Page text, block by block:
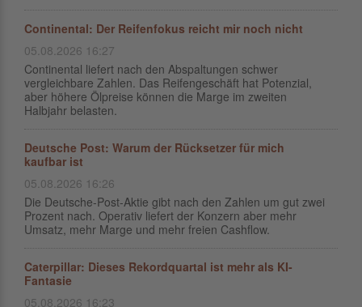
Continental: Der Reifenfokus reicht mir noch nicht
05.08.2026 16:27
Continental liefert nach den Abspaltungen schwer
vergleichbare Zahlen. Das Reifengeschäft hat Potenzial,
aber höhere Ölpreise können die Marge im zweiten
Halbjahr belasten.
Deutsche Post: Warum der Rücksetzer für mich
kaufbar ist
05.08.2026 16:26
Die Deutsche-Post-Aktie gibt nach den Zahlen um gut zwei
Prozent nach. Operativ liefert der Konzern aber mehr
Umsatz, mehr Marge und mehr freien Cashflow.
Caterpillar: Dieses Rekordquartal ist mehr als KI-
Fantasie
05.08.2026 16:23